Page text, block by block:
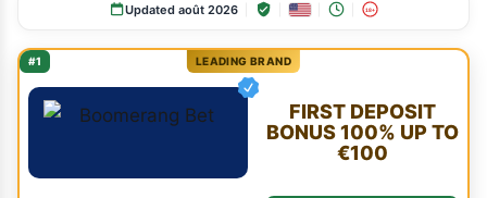
Updated août 2026 18+
#1 LEADING BRAND
FIRST DEPOSIT
BONUS 100% UP TO
€100